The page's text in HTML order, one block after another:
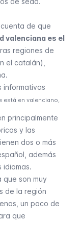
de que
valenciana es el
regiones de
el catalán),
está en valenciano,
principalmente
y las
dos o más
además
idiomas.
que son muy
de la región
un poco de
que